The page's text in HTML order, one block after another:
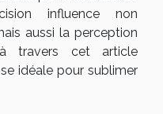
influence non
aussi la perception
à travers cet article
idéale pour sublimer